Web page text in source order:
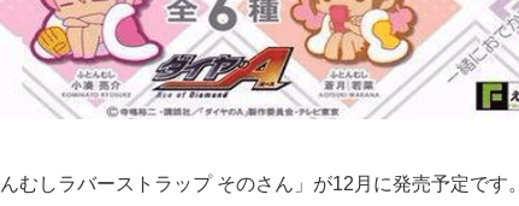
んむしラバーストラップ そのさん」が12月に発売予定です。